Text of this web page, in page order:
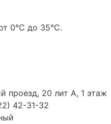
0°С до З5°С.
проезд, 20 лит А, 1 этаж
42-31-32